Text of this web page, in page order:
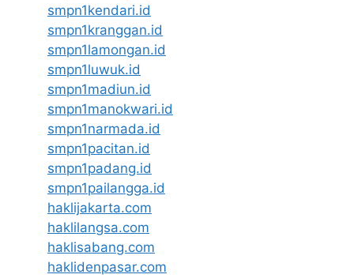
smpn1kendari.id
smpn1kranggan.id
smpn1lamongan.id
smpn1luwuk.id
smpn1madiun.id
smpn1manokwari.id
smpn1narmada.id
smpn1pacitan.id
smpn1padang.id
smpn1pailangga.id
haklijakarta.com
haklilangsa.com
haklisabang.com
haklidenpasar.com